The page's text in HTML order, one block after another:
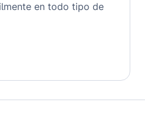
en todo tipo de